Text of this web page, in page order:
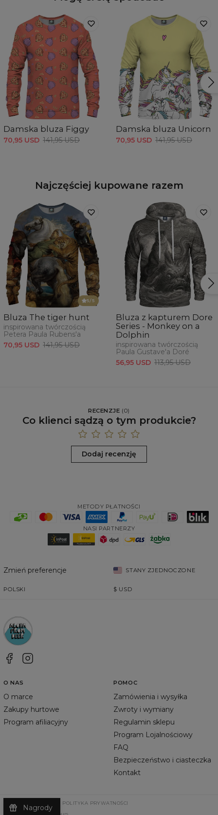
Damska bluza Figgy
70,95 USD 141,95 USD
Damska bluza Unicorn
70,95 USD 141,95 USD
Najczęściej kupowane razem
5/5
Bluza The tiger hunt
inspirowana twórczością
Petera Paula Rubens'a
70,95 USD 141,95 USD
Bluza z kapturem Dore
Series - Monkey on a
Dolphin
inspirowana twórczością
Paula Gustave'a Doré
56,95 USD 113,95 USD
RECENZJE (0)
Co klienci sądzą o tym produkcie?
Dodaj recenzję
METODY PŁATNOŚCI
NASI PARTNERZY
Zmień preferencje STANY ZJEDNOCZONE
POLSKI $ USD
O NAS
O marce
Zakupy hurtowe
Program afiliacyjny
POMOC
Zamówienia i wysyłka
Zwroty i wymiany
Regulamin sklepu
Program Lojalnościowy
FAQ
Bezpieczeństwo i ciasteczka
Kontakt
REGULAMIN SKLEPU
POLITYKA PRYWATNOŚCI
Change Into Colours
Nagrody